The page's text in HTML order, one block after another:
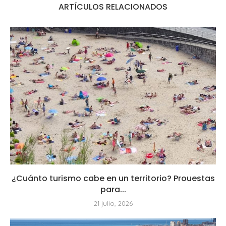
ARTÍCULOS RELACIONADOS
¿Cuánto turismo cabe en un territorio? Prouestas
para...
21 julio, 2026